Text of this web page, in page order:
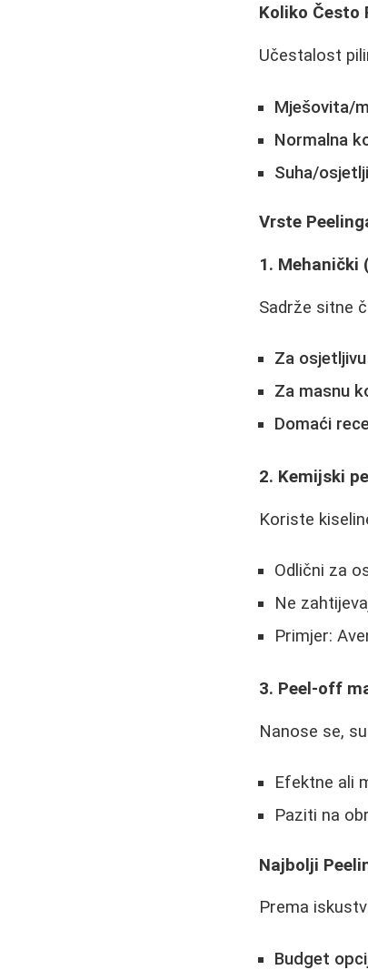
Koliko Često
Učestalost
Mješovita/
Normalna
Suha/
Vrste
1. Mehanički
Sadrže sitne
Za
Za masnu
Domaći
2. Kemijski
Koriste
Odlični za
Ne
Primjer:
3. Peel-off
Nanose se,
Efektne ali
Paziti na
Najbolji
Prema
Budget